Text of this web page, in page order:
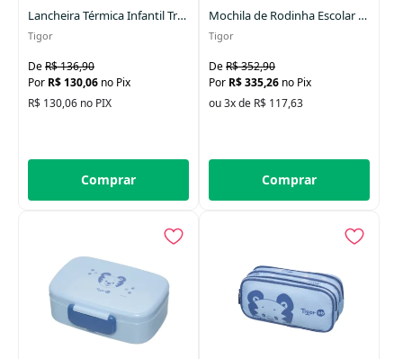
Lancheira Térmica Infantil Transversal Happy Pilot Azul
Tigor
R$ 136,90
R$ 130,06 no Pix
R$ 130,06 no PIX
Comprar
Mochila de Rodinha Escolar com Alça Happy Pilot Infantil Azul
Tigor
R$ 352,90
R$ 335,26 no Pix
ou 3x de R$ 117,63
Comprar